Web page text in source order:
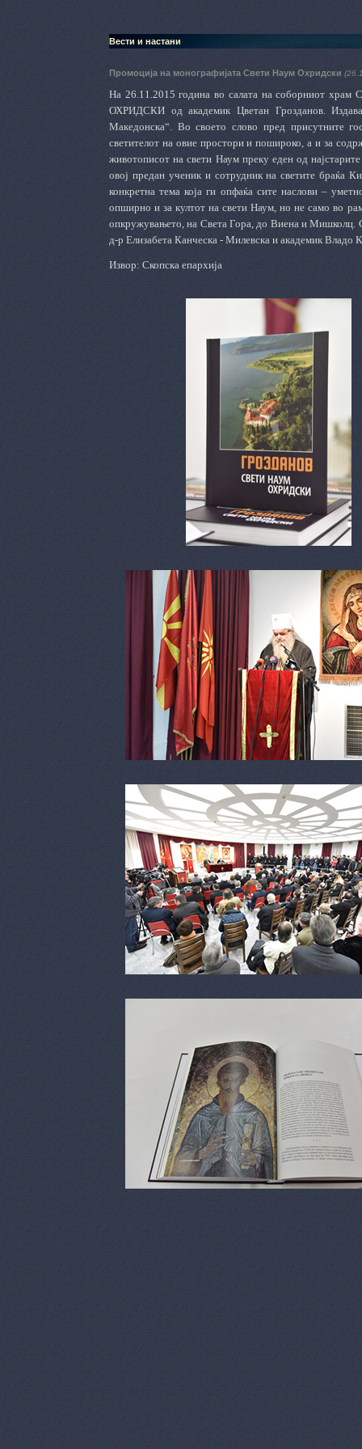
Вести и настани
Промоција на монографијата Свети Наум Охридски
На 26.11.2015 година во салата на соборниот
ОХРИДСКИ од академик Цветан Грозданов.
Македонска“. Во своето слово пред присутните
светителот на овие простори и пошироко, а и за
животописот на свети Наум преку еден од
овој предан ученик и сотрудник на светите браќа
конкретна тема која ги опфаќа сите наслови –
опширно и за култот на свети Наум, но не само во
опкружувањето, на Света Гора, до Виена и Мишколц.
д-р Елизабета Канческа - Милевска и академик Владо
Извор: Скопска епархија